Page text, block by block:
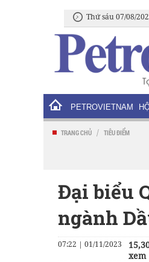
Thứ sáu 07/08/
PETROVIETNAM
TRANG CHỦ / TIÊU ĐIỂM
Đại biểu
ngành
07:22 | 01/11/2023
xem